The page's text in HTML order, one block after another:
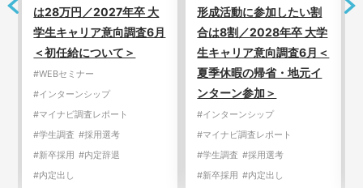
は28万円／2027年卒 大
学生キャリア意向調査6月
＜初任給について＞
#WEBセミナー
#インターンシップ
#マイナビ調査レポート
#学生調査 #採用選考
#新卒採用 #内定辞退
#内定出し
形成活動に参加したい割
合は8割／2028年卒 大学
生キャリア意向調査6月＜
夏季休暇の帰省・地元イ
ンターン参加＞
#インターンシップ
#マイナビ調査レポート
#学生調査 #採用選考
#新卒採用 #内定出し